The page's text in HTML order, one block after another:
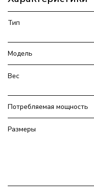
Тип
Модель
Вес
Потребляемая мощность
Размеры